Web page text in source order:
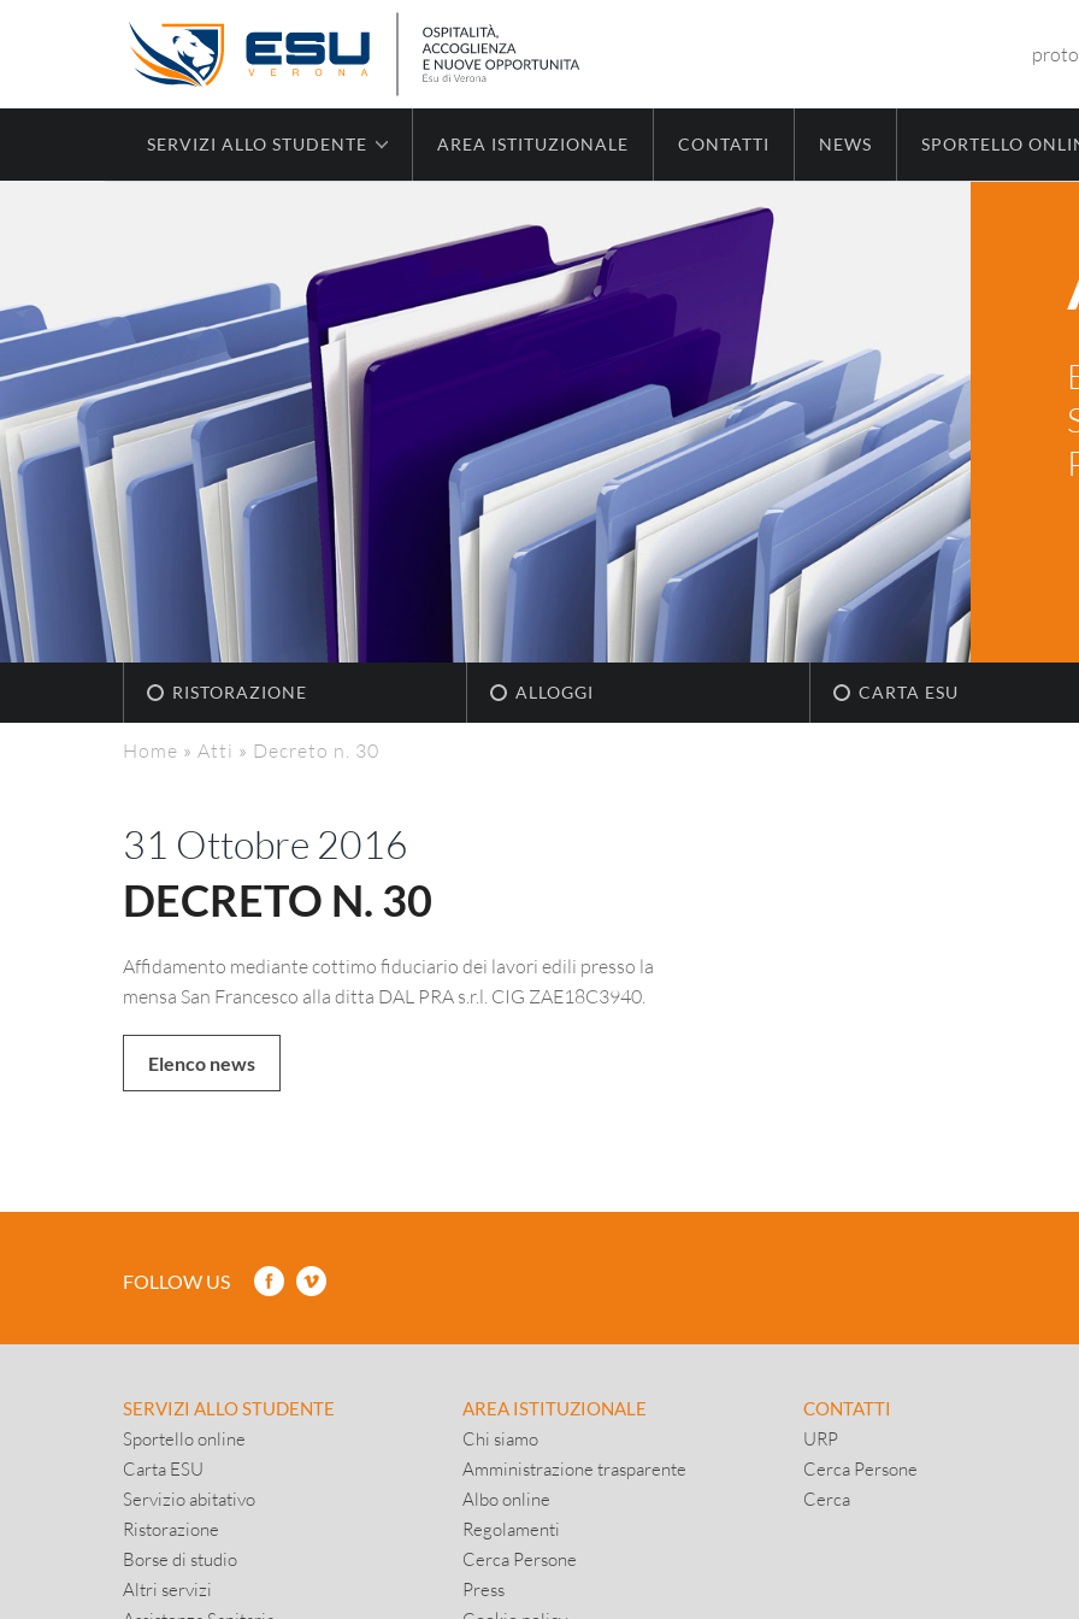
SERVIZI ALLO STUDENTE AREA ISTITUZIONALE CONTATTI NEWS SPORTELLO
RISTORAZIONE ALLOGGI CARTA ESU
Home » Atti » Decreto n. 30
31 Ottobre 2016
DECRETO N. 30
Affidamento mediante cottimo fiduciario dei lavori edili presso la
mensa San Francesco alla ditta DAL PRA s.r.l. CIG ZAE18C3940.
Elenco news
FOLLOW US
SERVIZI ALLO STUDENTE
Sportello online
Carta ESU
Servizio abitativo
Ristorazione
Borse di studio
Altri servizi
AREA ISTITUZIONALE
Chi siamo
Amministrazione trasparente
Albo online
Regolamenti
Cerca Persone
Press
CONTATTI
URP
Cerca Persone
Cerca